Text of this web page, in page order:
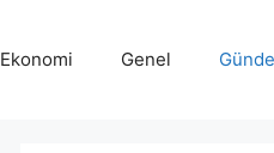
Ekonomi Genel